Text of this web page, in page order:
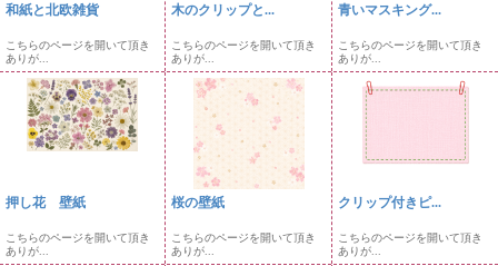
和紙と北欧雑貨
こちらのページを開いて頂き
ありが...
木のクリップと...
こちらのページを開いて頂き
ありが...
青いマスキング...
こちらのページを開いて頂き
ありが...
押し花 壁紙
こちらのページを開いて頂き
ありが...
桜の壁紙
こちらのページを開いて頂き
ありが...
クリップ付きピ...
こちらのページを開いて頂き
ありが...